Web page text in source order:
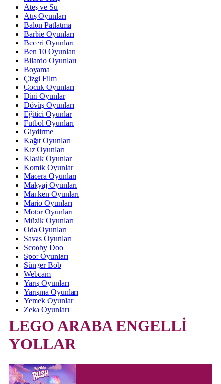
Ateş ve Su
Atış Oyunları
Balon Patlatma
Barbie Oyunları
Beceri Oyunları
Ben 10 Oyunları
Bilardo Oyunları
Boyama
Çizgi Film
Çocuk Oyunları
Dini Oyunlar
Dövüş Oyunları
Eğitici Oyunlar
Futbol Oyunları
Giydirme
Kağıt Oyunları
Kız Oyunları
Klasik Oyunlar
Komik Oyunlar
Macera Oyunları
Makyaj Oyunları
Manken Oyunları
Mario Oyunları
Motor Oyunları
Müzik Oyunları
Oda Oyunları
Savas Oyunları
Scooby Doo
Spor Oyunları
Sünger Bob
Webcam
Yarış Oyunları
Yarışma Oyunları
Yemek Oyunları
Zeka Oyunları
LEGO ARABA ENGELLİ
YOLLAR